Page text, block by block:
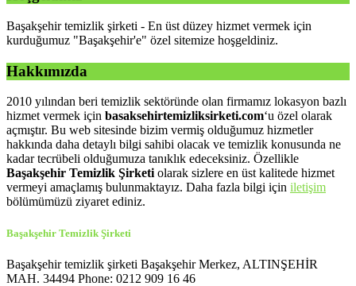
Başakşehir temizlik şirketi - En üst düzey hizmet vermek için
kurduğumuz "Başakşehir'e" özel sitemize hoşgeldiniz.
Hakkımızda
2010 yılından beri temizlik sektöründe olan firmamız lokasyon bazlı
hizmet vermek için basaksehirtemizliksirketi.com‘u özel olarak
açmıştır. Bu web sitesinde bizim vermiş olduğumuz hizmetler
hakkında daha detaylı bilgi sahibi olacak ve temizlik konusunda ne
kadar tecrübeli olduğumuza tanıklık edeceksiniz. Özellikle
Başakşehir Temizlik Şirketiolarak sizlere en üst kalitede hizmet
vermeyi amaçlamış bulunmaktayız. Daha fazla bilgi için iletişim
bölümümüzü ziyaret ediniz.
Başakşehir Temizlik Şirketi
Başakşehir temizlik şirketi Başakşehir Merkez, ALTINŞEHİR
MAH. 34494 Phone: 0212 909 16 46